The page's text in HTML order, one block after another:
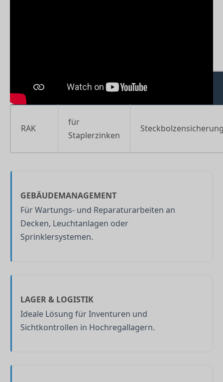
Modell Einsatz Sicherung
RAK
für
Staplerzinken
GEBÄUDEMANAGEMENT
Für Wartungs- und Reparaturarbeiten an
Decken, Leuchtanlagen oder
Sprinklersystemen.
LAGER & LOGISTIK
Ideale Lösung für Inventuren und
Sichtkontrollen in Hochregallagern.